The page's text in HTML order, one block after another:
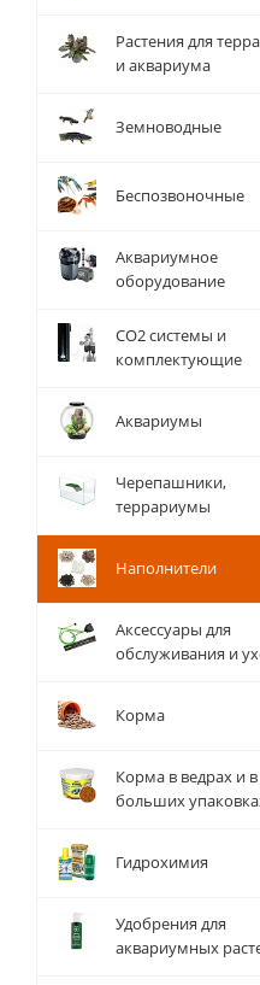
Растения для
и аквариума
Земноводные
Беспозвоночные
Аквариумное
оборудование
СО2 системы и
комплектующие
Аквариумы
Черепашники,
террариумы
Наполнители
Аксессуары для
обслуживания и
Корма
Корма в ведрах и в
больших
Гидрохимия
Удобрения для
аквариумных